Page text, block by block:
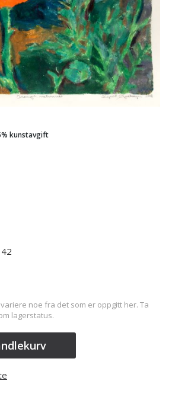
kunstavgift
noe fra det som er oppgitt her. Ta
lagerstatus.